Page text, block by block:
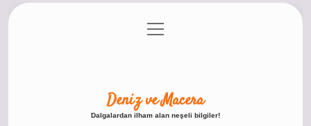
Gizlilik Politikası
menüyü
aç
Deniz ve Macera
Dalgalardan ilham alan neşeli bilgiler!